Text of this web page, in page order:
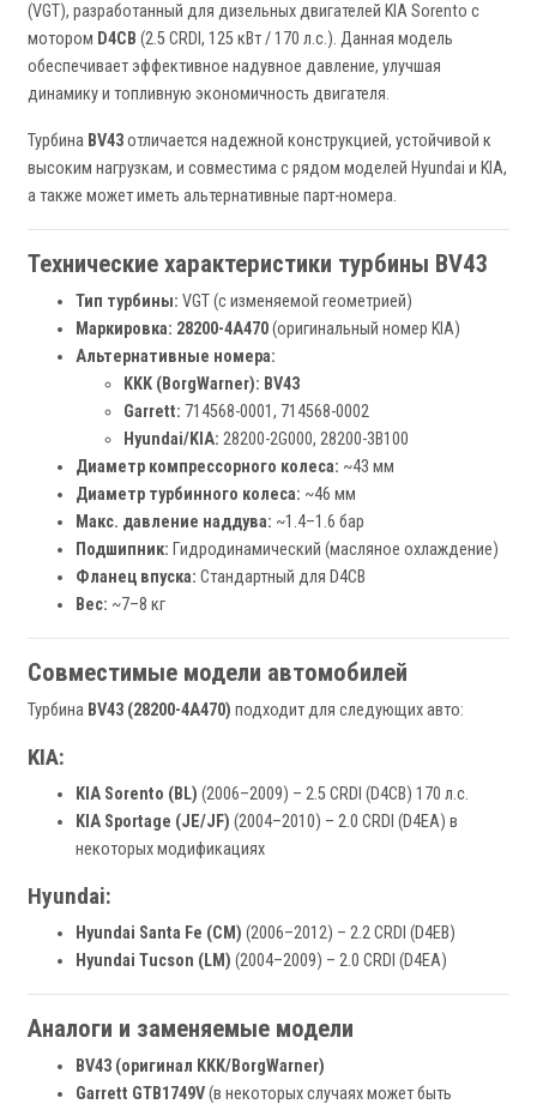
(VGT), разработанный для дизельных двигателей KIA Sorento с
мотором D4CB (2.5 CRDI, 125 кВт / 170 л.с.). Данная модель
обеспечивает эффективное надувное давление, улучшая
динамику и топливную экономичность двигателя.
Турбина BV43отличается надежной конструкцией, устойчивой к
высоким нагрузкам, и совместима с рядом моделей Hyundai и KIA,
а также может иметь альтернативные парт-номера.
Технические характеристики турбины BV43
Тип турбины: VGT (с изменяемой геометрией)
Маркировка: 28200-4A470(оригинальный номер KIA)
Альтернативные номера:
KKK (BorgWarner): BV43
Garrett: 714568-0001, 714568-0002
Hyundai/KIA: 28200-2G000, 28200-3B100
Диаметр компрессорного колеса: ~43 мм
Диаметр турбинного колеса: ~46 мм
Макс. давление наддува: ~1.4–1.6 бар
Подшипник: Гидродинамический (масляное охлаждение)
Фланец впуска: Стандартный для D4CB
Вес: ~7–8 кг
Совместимые модели автомобилей
Турбина BV43 (28200-4A470) подходит для следующих авто:
KIA:
KIA Sorento (BL) (2006–2009) – 2.5 CRDI (D4CB) 170 л.с.
KIA Sportage (JE/JF) (2004–2010) – 2.0 CRDI (D4EA) в
некоторых модификациях
Hyundai:
Hyundai Santa Fe (CM) (2006–2012) – 2.2 CRDI (D4EB)
Hyundai Tucson (LM) (2004–2009) – 2.0 CRDI (D4EA)
Аналоги и заменяемые модели
BV43 (оригинал KKK/BorgWarner)
Garrett GTB1749V(в некоторых случаях может быть